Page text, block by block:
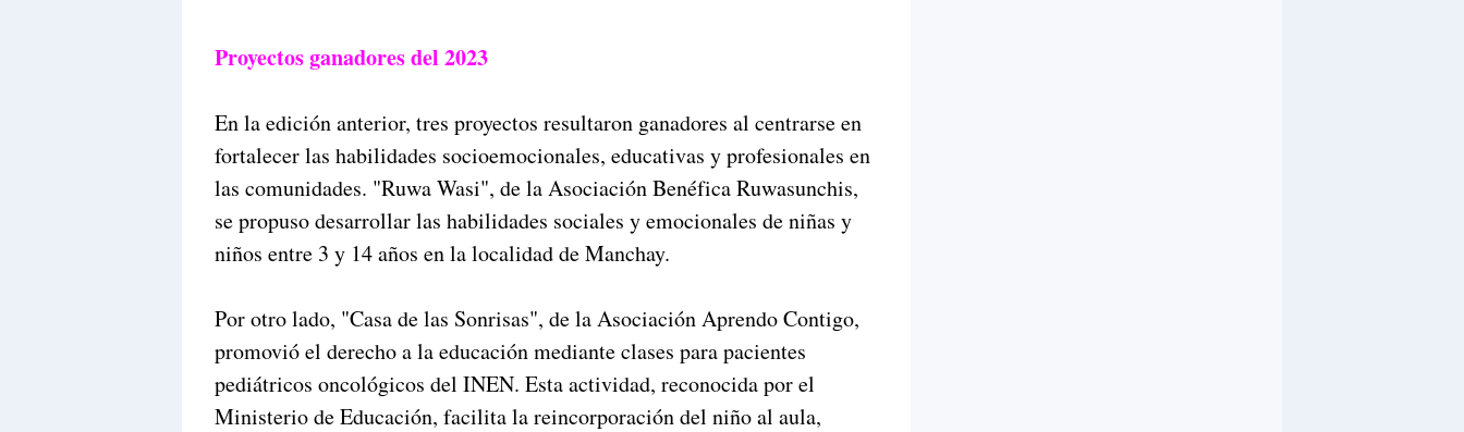
Proyectos ganadores del 2023
En la edición anterior, tres proyectos resultaron ganadores al centrarse en
fortalecer las habilidades socioemocionales, educativas y profesionales en
las comunidades. "Ruwa Wasi", de la Asociación Benéfica Ruwasunchis,
se propuso desarrollar las habilidades sociales y emocionales de niñas y
niños entre 3 y 14 años en la localidad de Manchay.
Por otro lado, "Casa de las Sonrisas", de la Asociación Aprendo Contigo,
promovió el derecho a la educación mediante clases para pacientes
pediátricos oncológicos del INEN. Esta actividad, reconocida por el
Ministerio de Educación, facilita la reincorporación del niño al aula,